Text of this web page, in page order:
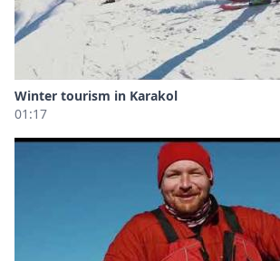
Winter tourism in Karakol
01:17